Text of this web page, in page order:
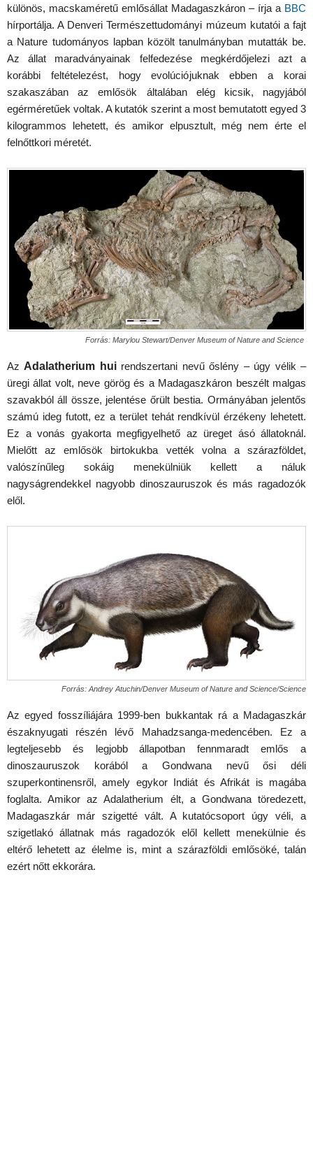
különös, macskaméretű emlősállat Madagaszkáron – írja a BBC
hírportálja. A Denveri Természettudományi múzeum kutatói a fajt
a Nature tudományos lapban közölt tanulmányban mutatták be.
Az állat maradványainak felfedezése megkérdőjelezi azt a
korábbi feltételezést, hogy evolúciójuknak ebben a korai
szakaszában az emlősök általában elég kicsik, nagyjából
egérméretűek voltak. A kutatók szerint a most bemutatott egyed 3
kilogrammos lehetett, és amikor elpusztult, még nem érte el
felnőttkori méretét.
Forrás: Marylou Stewart/Denver Museum of Nature and Science
Az Adalatherium hui rendszertani nevű őslény – úgy vélik –
üregi állat volt, neve görög és a Madagaszkáron beszélt malgas
szavakból áll össze, jelentése őrült bestia. Ormányában jelentős
számú ideg futott, ez a terület tehát rendkívül érzékeny lehetett.
Ez a vonás gyakorta megfigyelhető az üreget ásó állatoknál.
Mielőtt az emlősök birtokukba vették volna a szárazföldet,
valószínűleg sokáig menekülniük kellett a náluk
nagyságrendekkel nagyobb dinoszauruszok és más ragadozók
elől.
Forrás: Andrey Atuchin/Denver Museum of Nature and Science/Science
Az egyed fosszíliájára 1999-ben bukkantak rá a Madagaszkár
északnyugati részén lévő Mahadzsanga-medencében. Ez a
legteljesebb és legjobb állapotban fennmaradt emlős a
dinoszauruszok korából a Gondwana nevű ősi déli
szuperkontinensről, amely egykor Indiát és Afrikát is magába
foglalta. Amikor az Adalatherium élt, a Gondwana töredezett,
Madagaszkár már szigetté vált. A kutatócsoport úgy véli, a
szigetlakó állatnak más ragadozók elől kellett menekülnie és
eltérő lehetett az élelme is, mint a szárazföldi emlősöké, talán
ezért nőtt ekkorára.